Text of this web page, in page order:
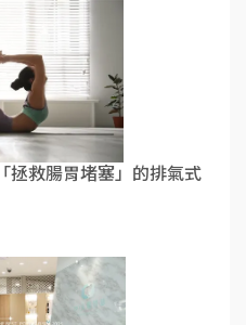
拯救腸胃堵塞」的排氣式